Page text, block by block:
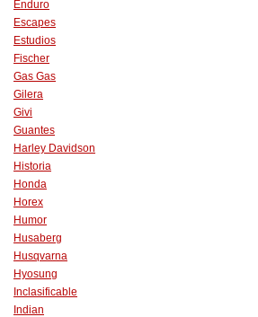
Enduro
Escapes
Estudios
Fischer
Gas Gas
Gilera
Givi
Guantes
Harley Davidson
Historia
Honda
Horex
Humor
Husaberg
Husqvarna
Hyosung
Inclasificable
Indian